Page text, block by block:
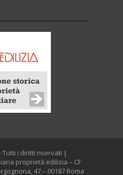
i diritti riservati |
proprietà edilizia – CF
47 – 00187 Roma